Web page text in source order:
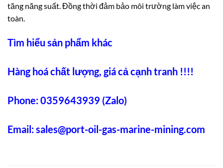
tăng năng suất. Đồng thời đảm bảo môi trường làm việc an
toàn.
Tìm hiểu sản phẩm khác
Hàng hoá chất lượng, giá cả cạnh tranh !!!!
Phone: 0359643939 (Zalo)
Email:sales@port-oil-gas-marine-mining.com